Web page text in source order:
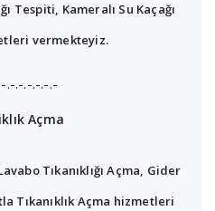
Tespiti, Kameralı Su Kaçağı
vermekteyiz.
.-.-.-.-.-.-
Açma
Tıkanıklığı Açma, Gider
Tıkanıklık Açma hizmetleri